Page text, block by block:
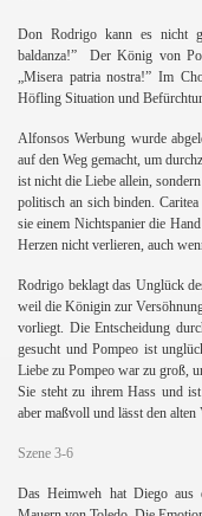
Don Rodrigo kann es nicht
baldanza!”
Der König von
„Misera patria nostra!”Im
Höfling Situation und
Alfonsos Werbung wurde
auf den Weg gemacht, um
ist nicht die Liebe allein,
politisch an sich binden.
sie einem Nichtspanier die
Herzen nicht verlieren, auch
Rodrigo beklagt das Unglück
weil die Königin zur
vorliegt. Die Entscheidung
gesucht und Pompeo ist
Liebe zu Pompeo war zu groß,
Sie steht zu ihrem Hass und
aber maßvoll und lässt den
Szene 3-6
Das Heimweh hat Diego aus